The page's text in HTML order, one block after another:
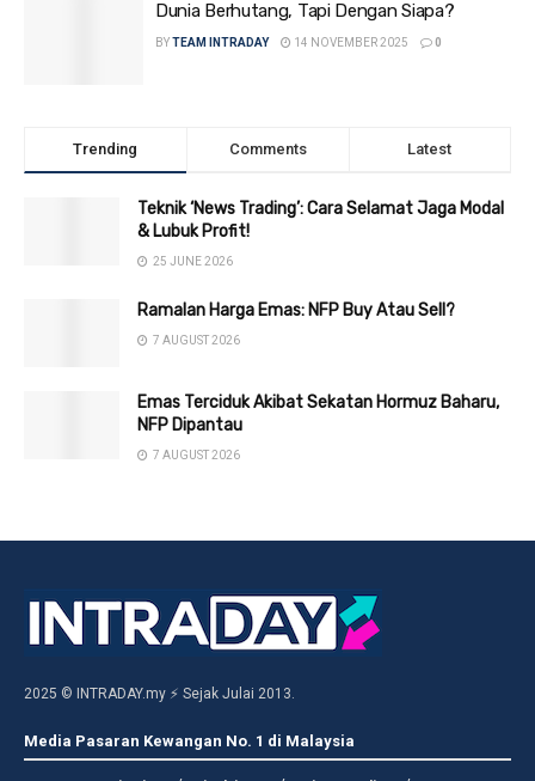
Dunia Berhutang, Tapi Dengan Siapa?
BYTEAM INTRADAY 14 NOVEMBER 2025 0
Trending Comments Latest
Teknik ‘News Trading’: Cara Selamat Jaga Modal
& Lubuk Profit!
25 JUNE 2026
Ramalan Harga Emas: NFP Buy Atau Sell?
7 AUGUST 2026
Emas Terciduk Akibat Sekatan Hormuz Baharu,
NFP Dipantau
7 AUGUST 2026
2025 © INTRADAY.my ⚡ Sejak Julai 2013.
Media Pasaran Kewangan No. 1 di Malaysia